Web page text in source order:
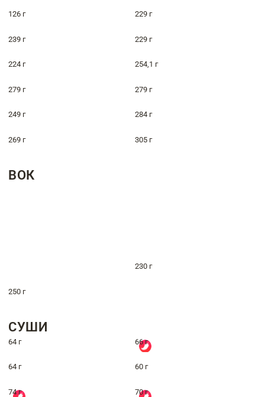
126 г 229 г
239 г 229 г
224 г 254,1 г
279 г 279 г
249 г 284 г
269 г 305 г
ВОК
230 г
250 г
СУШИ
64 г 66 г
64 г 60 г
74 г 70 г